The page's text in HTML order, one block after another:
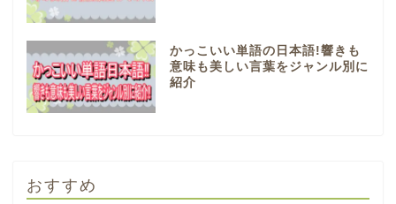
かっこいい単語の日本語!響きも
意味も美しい言葉をジャンル別に
紹介
おすすめ